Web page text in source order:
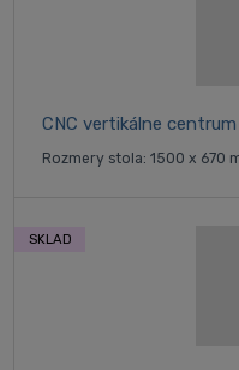
CNC vertikálne
Rozmery stola: 1500 x 670
SKLAD